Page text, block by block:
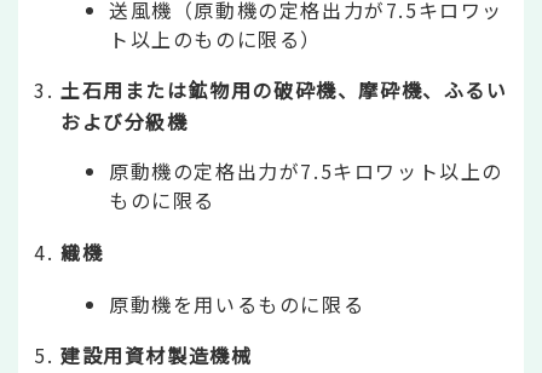
送風機（原動機の定格出力が7.5キロワッ
ト以上のものに限る）
土石用または鉱物用の破砕機、摩砕機、ふるい
および分級機
原動機の定格出力が7.5キロワット以上の
ものに限る
織機
原動機を用いるものに限る
建設用資材製造機械